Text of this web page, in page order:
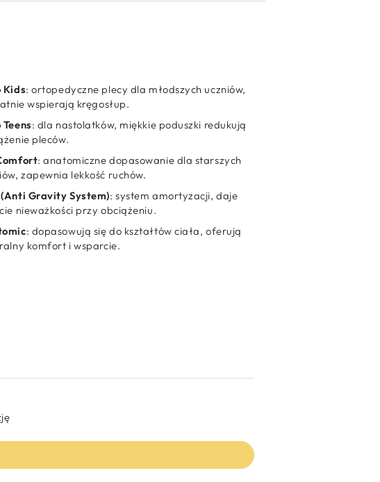
Kids: ortopedyczne plecy dla młodszych uczniów,
wspierają kręgosłup.
: dla nastolatków, miękkie poduszki redukują
pleców.
: anatomiczne dopasowanie dla starszych
zapewnia lekkość ruchów.
(Anti Gravity System): system amortyzacji, daje
nieważkości przy obciążeniu.
: dopasowują się do kształtów ciała, oferują
komfort i wsparcie.